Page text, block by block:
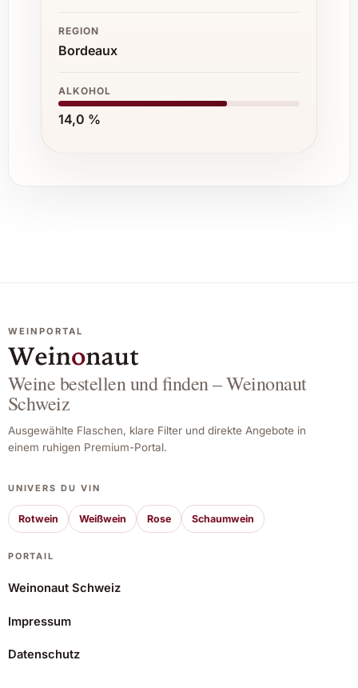
305,46 CHF
REGION
Bordeaux
ALKOHOL
14,0 %
WEINPORTAL
Weine bestellen und finden – Weinonaut
Schweiz
Ausgewählte Flaschen, klare Filter und direkte Angebote in
einem ruhigen Premium-Portal.
UNIVERS DU VIN
Rotwein Weißwein Rose Schaumwein
PORTAIL
Weinonaut Schweiz
Impressum
Datenschutz